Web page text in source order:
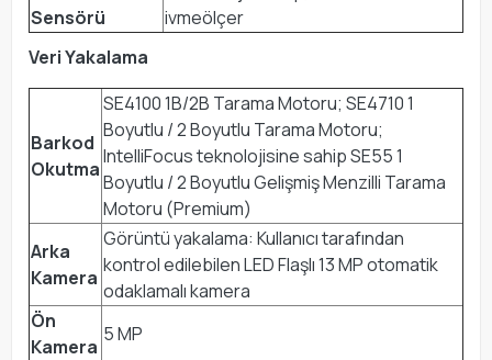
Sensörü
ivmeölçer
Veri Yakalama
Barkod
Okutma
SE4100 1B/2B Tarama Motoru; SE4710 1
Boyutlu / 2 Boyutlu Tarama Motoru;
IntelliFocus teknolojisine sahip SE55 1
Boyutlu / 2 Boyutlu Gelişmiş Menzilli Tarama
Motoru (Premium)
Arka
Kamera
Görüntü yakalama: Kullanıcı tarafından
kontrol edilebilen LED Flaşlı 13 MP otomatik
odaklamalı kamera
Ön
Kamera
5 MP